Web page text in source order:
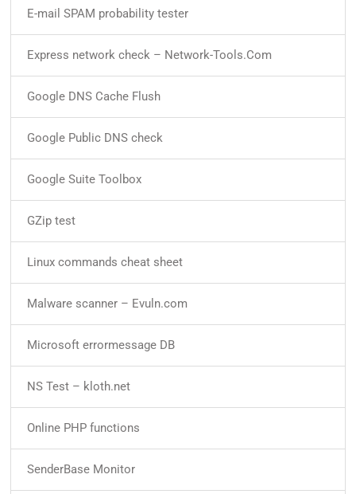
E-mail SPAM probability tester
Express network check – Network-Tools.Com
Google DNS Cache Flush
Google Public DNS check
Google Suite Toolbox
GZip test
Linux commands cheat sheet
Malware scanner – Evuln.com
Microsoft errormessage DB
NS Test – kloth.net
Online PHP functions
SenderBase Monitor